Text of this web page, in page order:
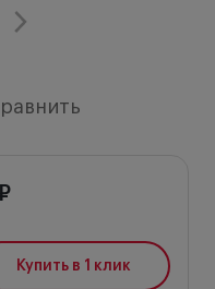
Купить в 1 клик